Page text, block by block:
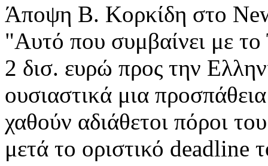
Άποψη Β. Κορκίδη στο
"Αυτό που συμβαίνει με
2 δισ. ευρώ προς την
ουσιαστικά μια
χαθούν αδιάθετοι πόροι
μετά το οριστικό